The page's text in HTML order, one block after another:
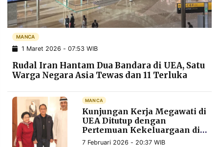
POLICY WARGA
INFORMASI
IKLAN
KIRIM
PENGADUAN TERM
OF
SERVICE
IKUTI
KAMI
MANCA
1 Maret 2026 - 07:53 WIB
Rudal Iran Hantam Dua Bandara di UEA, Satu
Warga Negara Asia Tewas dan 11 Terluka
MANCA
Kunjungan Kerja Megawati di
UEA Ditutup dengan
Pertemuan Kekeluargaan di
Rumah Dubes
7 Februari 2026 - 20:37 WIB